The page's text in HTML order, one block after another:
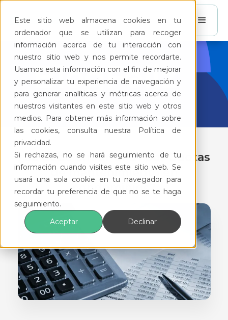
Este sitio web almacena cookies en tu
ordenador que se utilizan para recoger
información acerca de tu interacción con
nuestro sitio web y nos permite recordarte.
Usamos esta información con el fin de mejorar
y personalizar tu experiencia de navegación y
para generar analíticas y métricas acerca de
nuestros visitantes en este sitio web y otros
medios. Para obtener más información sobre
las cookies, consulta nuestra Política de
privacidad.
Si rechazas, no se hará seguimiento de tu
información cuando visites este sitio web. Se
usará una sola cookie en tu navegador para
recordar tu preferencia de que no se te haga
seguimiento.
Aceptar
Declinar
BlogFeliz
¿Se debe emitir CFDI por Cuotas
de mantenimiento en
condominios?